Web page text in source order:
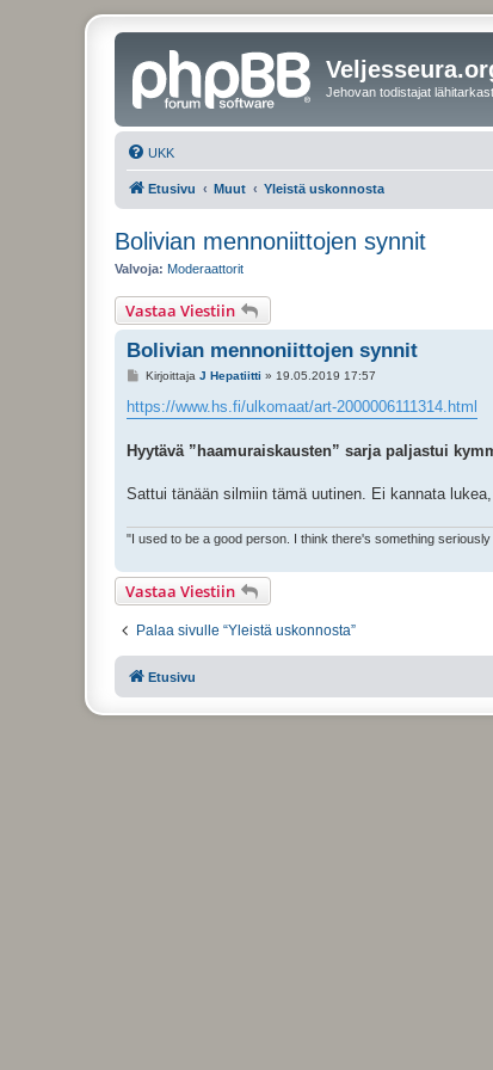
Jehovan todistajat
UKK
Etusivu Muut Yleistä uskonnosta
Bolivian mennoniittojen synnit
Valvoja: Moderaattorit
Vastaa Viestiin
Bolivian mennoniittojen synnit
V
e
s
i
Kirjoittaja J Hepatiitti » 19.05.2019 17:57
https://www.hs.fi/ulkomaat/art-2000006111314.html
Hyytävä ”haamu­raiskausten” sarja paljastui
Sattui tänään silmiin tämä uutinen. Ei kannata
"I used to be a good person. I think there's something
Vastaa Viestiin
Palaa sivulle “Yleistä uskonnosta”
Etusivu